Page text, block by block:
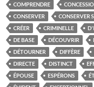
COMPRENDRE
CONSERVER
CONSERVER
CRÉER
CRIMINELLE
DE BASE
DÉCOUVRIR
DÉTOURNER
DIFFÈRE
DIRECTE
DISTINCT
ÉPOUSE
ESPÉRONS